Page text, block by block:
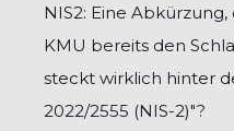
NIS2: Eine
KMU bereits den
steckt wirklich hinter
2022/2555 (NIS-2)"?